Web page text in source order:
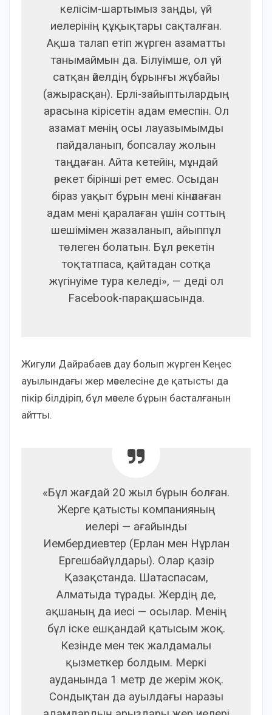
келісім-шартымыз заңды, үй
иелерінің құқықтары сақталған.
Ақша талап етіп жүрген азаматты
танымаймын да. Білуімше, ол үй
сатқан әйелдің бұрынғы жұбайы
(ажырасқан). Ерлі-зайыптылардың
арасына кірісетін адам емеспін. Ол
азамат менің осы лауазымымды
пайдаланып, бопсалау жолын
таңдаған. Айта кетейін, мұндай
әрекет бірінші рет емес. Осыдан
біраз уақыт бұрын мені кінәлаған
адам мені қаралаған үшін соттың
шешімімен жазаланып, айыппұл
төлеген болатын. Бұл әрекетін
тоқтатпаса, қайтадан сотқа
жүгінуіме тура келеді», — деді ол
Facebook-парақшасында.
Жигули Дайрабаев дау болып жүрген Кеңес
ауылындағы жер мәселесіне де қатысты да
пікір білдіріп, бұл мәселе бұрын басталғанын
айтты.
«Бұл жағдай 20 жыл бұрын болған.
Жерге қатысты компанияның
иелері — ағайынды
Иембердиевтер (Ерлан мен Нұрлан
Ергешбайұлдары). Олар қазір
Қазақстанда. Шатаспасам,
Алматыда тұрады. Жердің де,
ақшаның да иесі — осылар. Менің
бұл іске ешқандай қатысым жоқ.
Кезінде мен тек жалдамалы
қызметкер болдым. Меркі
ауданында 1 метр де жерім жоқ.
Сондықтан да ауылдағы наразы